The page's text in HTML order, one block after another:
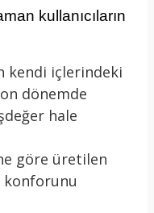
kullanıcıların
kendi içlerindeki
dönemde
hale
göre üretilen
konforunu